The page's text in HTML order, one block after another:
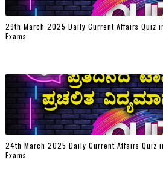
29th March 2025 Daily Current Affairs Quiz
Exams
24th March 2025 Daily Current Affairs Quiz
Exams